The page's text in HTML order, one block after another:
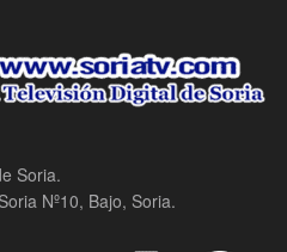
Soria.
Nº10, Bajo, Soria.